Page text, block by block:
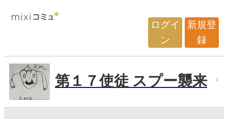
ログイ
ン
新規登
録
第１７使徒 スプー襲来